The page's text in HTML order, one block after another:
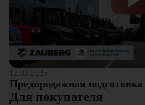
12.03.2025
Предпродажная подготовка
Для покупателя